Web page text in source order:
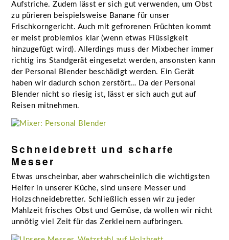
Aufstriche. Zudem lässt er sich gut verwenden, um Obst
zu pürieren beispielsweise Banane für unser
Frischkorngericht. Auch mit gefrorenen Früchten kommt
er meist problemlos klar (wenn etwas Flüssigkeit
hinzugefügt wird). Allerdings muss der Mixbecher immer
richtig ins Standgerät eingesetzt werden, ansonsten kann
der Personal Blender beschädigt werden. Ein Gerät
haben wir dadurch schon zerstört… Da der Personal
Blender nicht so riesig ist, lässt er sich auch gut auf
Reisen mitnehmen.
Schneidebrett und scharfe
Messer
Etwas unscheinbar, aber wahrscheinlich die wichtigsten
Helfer in unserer Küche, sind unsere Messer und
Holzschneidebretter. Schließlich essen wir zu jeder
Mahlzeit frisches Obst und Gemüse, da wollen wir nicht
unnötig viel Zeit für das Zerkleinern aufbringen.